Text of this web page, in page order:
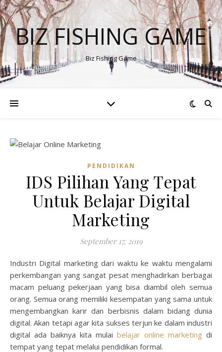
BIZ FISHING GAME
Biz Fishing Game
PENDIDIKAN
IDS Pilihan Yang Tepat
Untuk Belajar Digital
Marketing
September 17, 2019
Industri Digital marketing dari waktu ke waktu mengalami
perkembangan yang sangat pesat menghadirkan berbagai
macam peluang pekerjaan yang bisa diambil oleh semua
orang. Semua orang memiliki kesempatan yang sama untuk
mengembangkan karir dan berbisnis dalam bidang dunia
digital. Akan tetapi agar kita sukses terjun ke dalam industri
digital ada baiknya kita mulai belajar online marketing di
tempat yang tepat melalui pendidikan formal.